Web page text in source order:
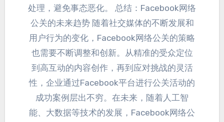
处理 ， 避免事态恶化。 总结 ： Facebook网络
公关的未来趋势 随着社交媒体的不断发展和
用户行为的变化 ， Facebook网络公关的策略
也需要不断调整和创新。 从精准的受众定位
到高互动的内容创作， 再到应对挑战的灵活
性 ， 企业通过Facebook平台进行公关活动的
成功案例层出不穷。 在未来 ， 随着人工智
能、 大数据等技术的发展 ， Facebook网络公